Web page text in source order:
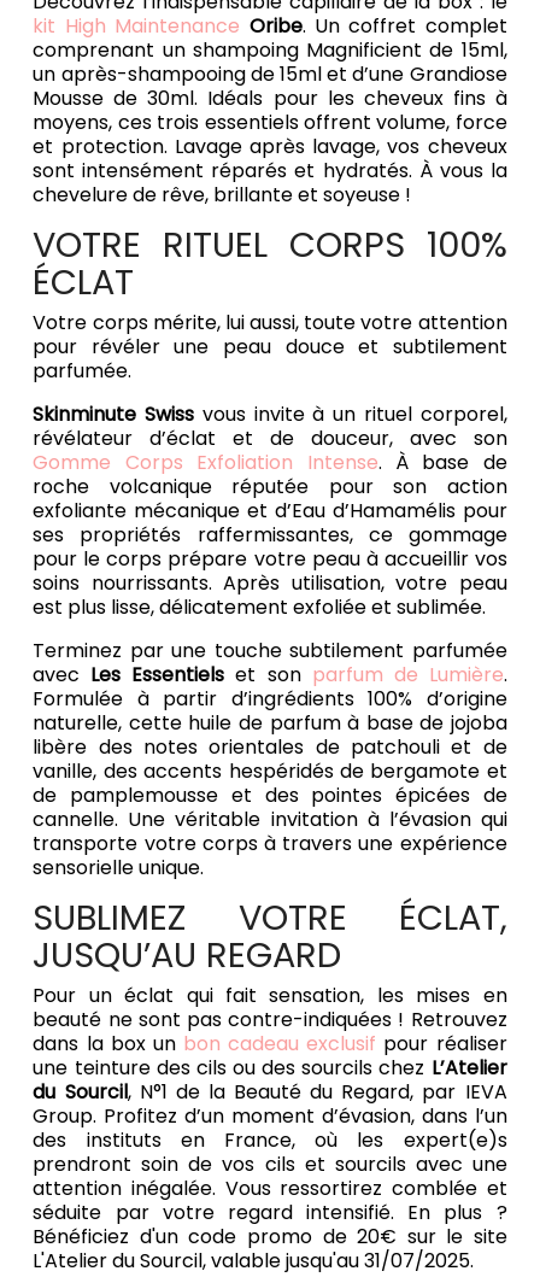
kit High Maintenance Oribe. Un coffret complet
comprenant un shampoing Magnificient de 15ml,
un après-shampooing de 15ml et d’une Grandiose
Mousse de 30ml. Idéals pour les cheveux fins à
moyens, ces trois essentiels offrent volume, force
et protection. Lavage après lavage, vos cheveux
sont intensément réparés et hydratés. À vous la
chevelure de rêve, brillante et soyeuse !
VOTRE RITUEL CORPS 100%
ÉCLAT
Votre corps mérite, lui aussi, toute votre attention
pour révéler une peau douce et subtilement
parfumée.
Skinminute Swiss vous invite à un rituel corporel,
révélateur d’éclat et de douceur, avec son
Gomme Corps Exfoliation Intense. À base de
roche volcanique réputée pour son action
exfoliante mécanique et d’Eau d’Hamamélis pour
ses propriétés raffermissantes, ce gommage
pour le corps prépare votre peau à accueillir vos
soins nourrissants. Après utilisation, votre peau
est plus lisse, délicatement exfoliée et sublimée.
Terminez par une touche subtilement parfumée
avec Les Essentiels et son parfum de Lumière.
Formulée à partir d’ingrédients 100% d’origine
naturelle, cette huile de parfum à base de jojoba
libère des notes orientales de patchouli et de
vanille, des accents hespéridés de bergamote et
de pamplemousse et des pointes épicées de
cannelle. Une véritable invitation à l’évasion qui
transporte votre corps à travers une expérience
sensorielle unique.
SUBLIMEZ VOTRE ÉCLAT,
JUSQU’AU REGARD
Pour un éclat qui fait sensation, les mises en
beauté ne sont pas contre-indiquées ! Retrouvez
dans la box un bon cadeau exclusif pour réaliser
une teinture des cils ou des sourcils chez L’Atelier
du Sourcil, N°1 de la Beauté du Regard, par IEVA
Group. Profitez d’un moment d’évasion, dans l’un
des instituts en France, où les expert(e)s
prendront soin de vos cils et sourcils avec une
attention inégalée. Vous ressortirez comblée et
séduite par votre regard intensifié. En plus ?
Bénéficiez d'un code promo de 20€ sur le site
L'Atelier du Sourcil, valable jusqu'au 31/07/2025.